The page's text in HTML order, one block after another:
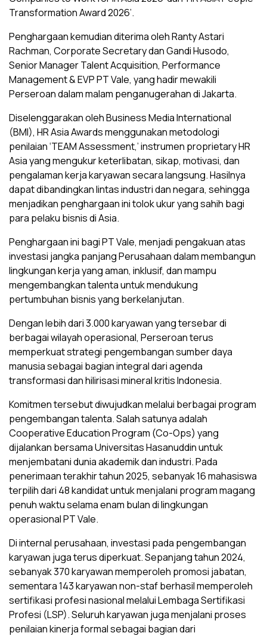
Transformation Award 2026’.
Penghargaan kemudian diterima oleh Ranty Astari
Rachman, Corporate Secretary dan Gandi Husodo,
Senior Manager Talent Acquisition, Performance
Management & EVP PT Vale, yang hadir mewakili
Perseroan dalam malam penganugerahan di Jakarta.
Diselenggarakan oleh Business Media International
(BMI), HR Asia Awards menggunakan metodologi
penilaian ‘TEAM Assessment,’ instrumen proprietary HR
Asia yang mengukur keterlibatan, sikap, motivasi, dan
pengalaman kerja karyawan secara langsung. Hasilnya
dapat dibandingkan lintas industri dan negara, sehingga
menjadikan penghargaan ini tolok ukur yang sahih bagi
para pelaku bisnis di Asia.
Penghargaan ini bagi PT Vale, menjadi pengakuan atas
investasi jangka panjang Perusahaan dalam membangun
lingkungan kerja yang aman, inklusif, dan mampu
mengembangkan talenta untuk mendukung
pertumbuhan bisnis yang berkelanjutan.
Dengan lebih dari 3.000 karyawan yang tersebar di
berbagai wilayah operasional, Perseroan terus
memperkuat strategi pengembangan sumber daya
manusia sebagai bagian integral dari agenda
transformasi dan hilirisasi mineral kritis Indonesia.
Komitmen tersebut diwujudkan melalui berbagai program
pengembangan talenta. Salah satunya adalah
Cooperative Education Program (Co-Ops) yang
dijalankan bersama Universitas Hasanuddin untuk
menjembatani dunia akademik dan industri. Pada
penerimaan terakhir tahun 2025, sebanyak 16 mahasiswa
terpilih dari 48 kandidat untuk menjalani program magang
penuh waktu selama enam bulan di lingkungan
operasional PT Vale.
Di internal perusahaan, investasi pada pengembangan
karyawan juga terus diperkuat. Sepanjang tahun 2024,
sebanyak 370 karyawan memperoleh promosi jabatan,
sementara 143 karyawan non-staf berhasil memperoleh
sertifikasi profesi nasional melalui Lembaga Sertifikasi
Profesi (LSP). Seluruh karyawan juga menjalani proses
penilaian kinerja formal sebagai bagian dari